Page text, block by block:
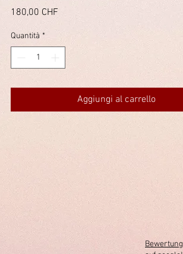
180,00 CHF
Quantità *
Aggiungi al carrello
Bewertung